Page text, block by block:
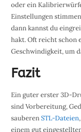
oder ein
Einstellungen
dann kannst du
hakt. Oft reicht schon
Geschwindigkeit, um
Fazit
Ein guter erster 3D-
sind Vorbereitung,
sauberenSTL-Dateien
einem gut